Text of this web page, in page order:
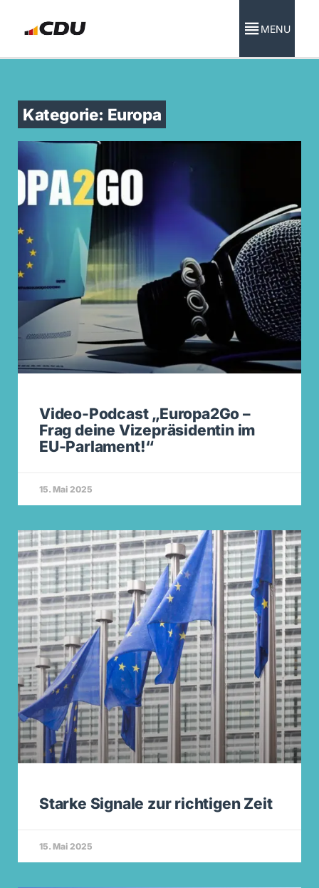
MENU
Kategorie: Europa
Video-Podcast „Europa2Go –
Frag deine Vizepräsidentin im
EU-Parlament!“
15. Mai 2025
Starke Signale zur richtigen Zeit
15. Mai 2025